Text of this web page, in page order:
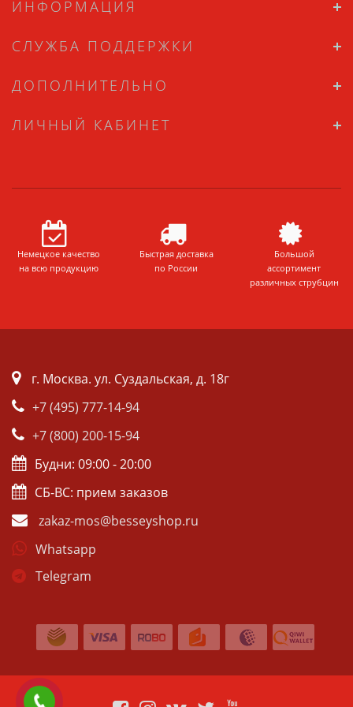
ИНФОРМАЦИЯ
СЛУЖБА ПОДДЕРЖКИ
ДОПОЛНИТЕЛЬНО
ЛИЧНЫЙ КАБИНЕТ
Немецкое качество
на всю продукцию
Быстрая доставка
по России
Большой
ассортимент
различных струбцин
г. Москва. ул. Суздальская, д. 18г
+7 (495) 777-14-94
+7 (800) 200-15-94
Будни: 09:00 - 20:00
СБ-ВС: прием заказов
zakaz-mos@besseyshop.ru
Whatsapp
Telegram